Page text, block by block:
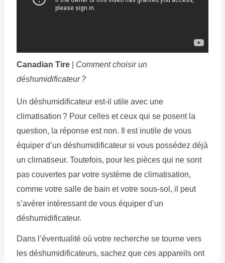
Canadian Tire| Comment choisir un
déshumidificateur ?
Un déshumidificateur est-il utile avec une
climatisation ? Pour celles et ceux qui se posent la
question, la réponse est non. Il est inutile de vous
équiper d’un déshumidificateur si vous possédez déjà
un climatiseur. Toutefois, pour les pièces qui ne sont
pas couvertes par votre système de climatisation,
comme votre salle de bain et votre sous-sol, il peut
s’avérer intéressant de vous équiper d’un
déshumidificateur.
Dans l’éventualité où votre recherche se tourne vers
les déshumidificateurs, sachez que ces appareils ont